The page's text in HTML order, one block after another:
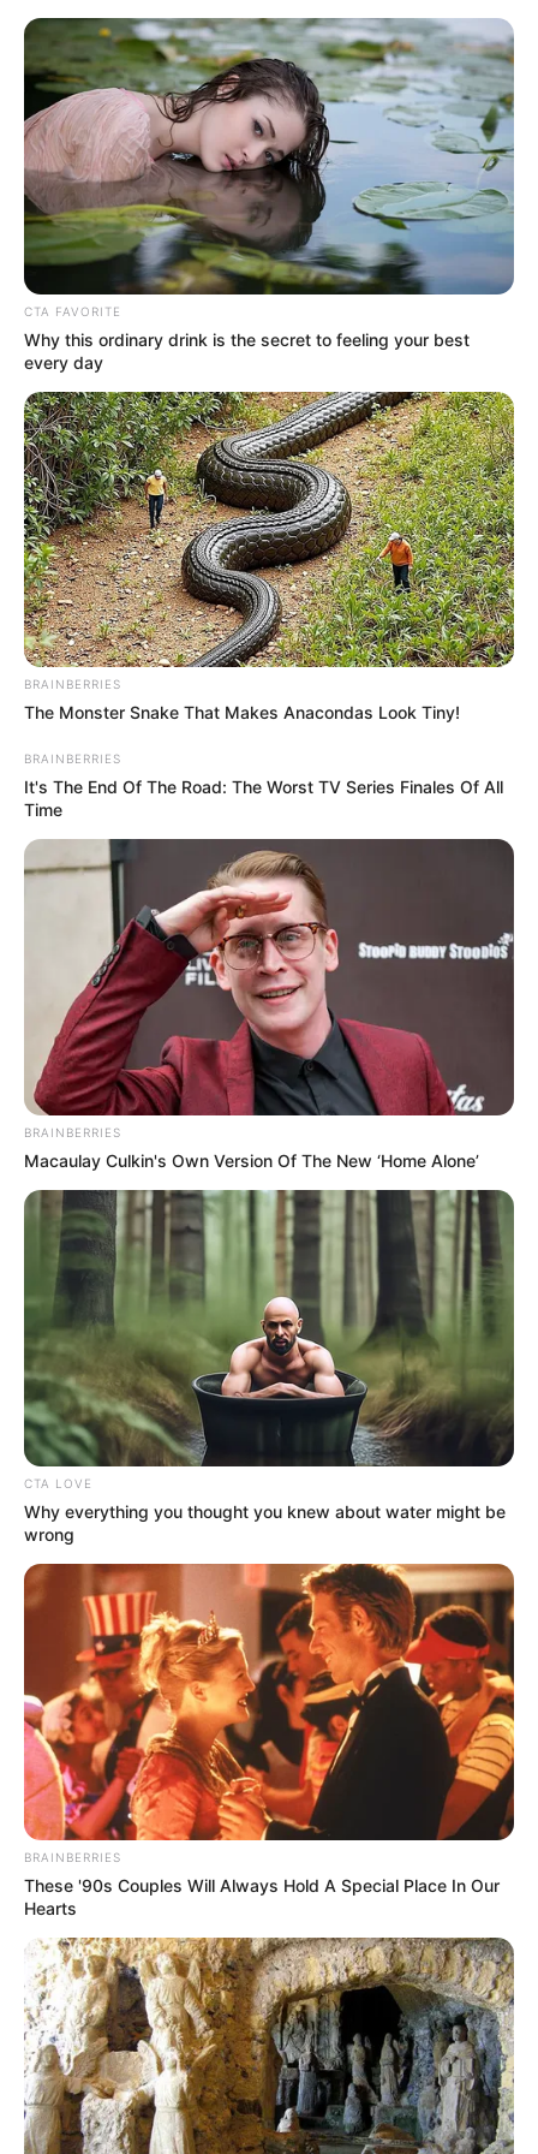
HOME
INSPIRASI
STYLE
FILM &
SERIES
NGAKAK
QUOTES
HYPE
MORE
Heidi Grey
6
fans love
VOTE
Tanggal Lahir:
11 Februari1998
Tempat Lahir:
California,Amerika Serikat
Umur:
28 Tahun
Profesi:
Model,Selebgram
Edit
Heidi Grey tertarik dengan dunia modelling sejak ia masih kecil.
Setelah lulus sekolah, ia memutuskan untuk mengejar karirnya
dengan membuat porotofolio lewat media sosial.
CTA FAVORITE
Why this ordinary drink is the secret to feeling your best
every day
BRAINBERRIES
The Monster Snake That Makes Anacondas Look Tiny!
BRAINBERRIES
It's The End Of The Road: The Worst TV Series Finales Of All
Time
BRAINBERRIES
Macaulay Culkin's Own Version Of The New ‘Home Alone’
CTA LOVE
Why everything you thought you knew about water might be
wrong
BRAINBERRIES
These '90s Couples Will Always Hold A Special Place In Our
Hearts